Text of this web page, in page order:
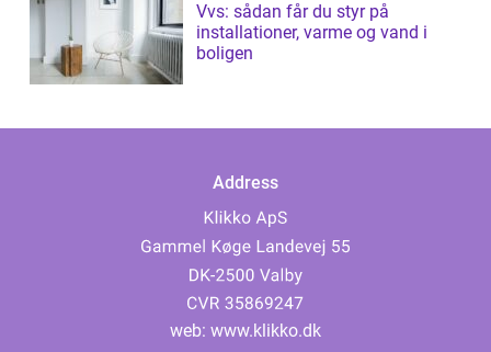
Vvs: sådan får du styr på
installationer, varme og vand i
boligen
Address
web: www.klikko.dk